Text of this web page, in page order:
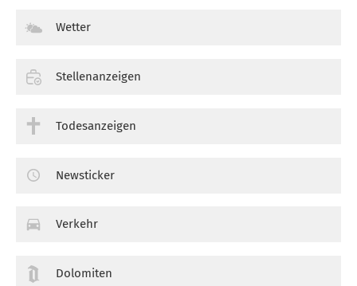
Wetter
Stellenanzeigen
Todesanzeigen
Newsticker
Verkehr
Dolomiten